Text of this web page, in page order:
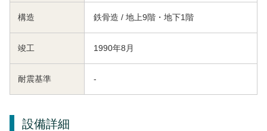
構造 鉄骨造 / 地上9階・地下1階
竣工 1990年8月
耐震基準 -
設備詳細